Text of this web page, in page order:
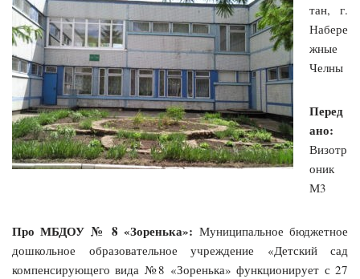
тан, г.
Набере
жные
Челны
Перед
ано:
Визотр
оник
М3
Про МБДОУ № 8 «Зоренька»: Муниципальное бюджетное
дошкольное образовательное учреждение «Детский сад
компенсирующего вида №8 «Зоренька» функционирует с 27